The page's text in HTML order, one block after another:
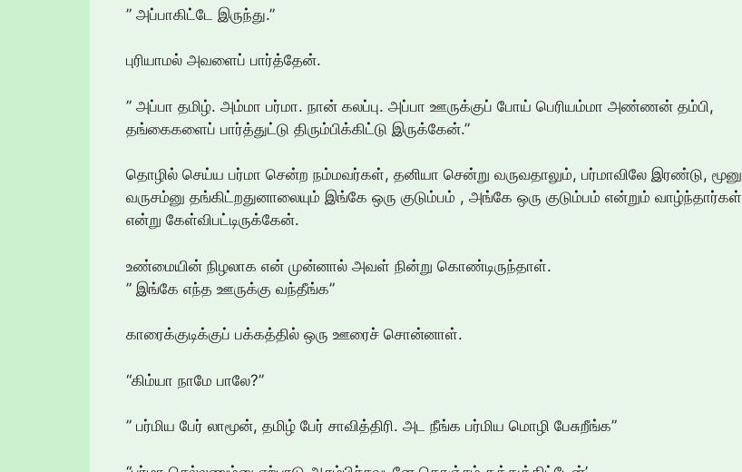
” அப்பாகிட்டே இருந்து.”
புரியாமல் அவளைப் பார்த்தேன்.
” அப்பா தமிழ். அம்மா பர்மா. நான் கலப்பு. அப்பா ஊருக்குப் போய் பெரியம்மா அண்ணன் தம்பி,
தங்கைகளைப் பார்த்துட்டு திரும்பிக்கிட்டு இருக்கேன்.”
தொழில் செய்ய பர்மா சென்ற நம்மவர்கள், தனியா சென்று வருவதாலும், பர்மாவிலே இரண்டு, மூனு
வருசம்னு தங்கிட்றதுனாலையும் இங்கே ஒரு குடும்பம் , அங்கே ஒரு குடும்பம் என்றும் வாழ்ந்தார்கள்
என்று கேள்விபட்டிருக்கேன்.
உண்மையின் நிழலாக என் முன்னால் அவள் நின்று கொண்டிருந்தாள்.
” இங்கே எந்த ஊருக்கு வந்தீங்க”
காரைக்குடிக்குப் பக்கத்தில் ஒரு ஊரைச் சொன்னாள்.
“கிம்யா நாமே பாலே?”
” பர்மிய பேர் லாமூன், தமிழ் பேர் சாவித்திரி. அட நீங்க பர்மிய மொழி பேசுறீங்க”